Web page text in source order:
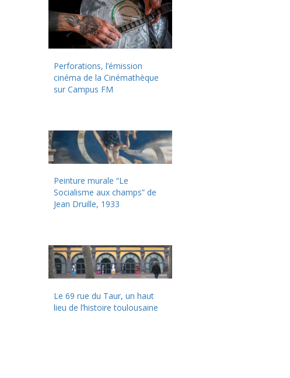
Perforations, l’émission
cinéma de la Cinémathèque
sur Campus FM
Peinture murale “Le
Socialisme aux champs” de
Jean Druille, 1933
Le 69 rue du Taur, un haut
lieu de l’histoire toulousaine